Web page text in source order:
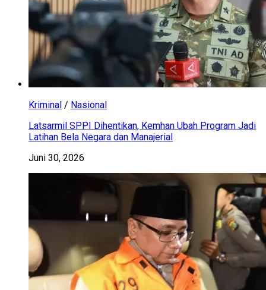
Kriminal / Nasional
Latsarmil SPPI Dihentikan, Kemhan Ubah Program Jadi
Latihan Bela Negara dan Manajerial
Juni 30, 2026